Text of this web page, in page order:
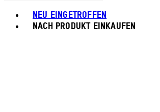
NEU EINGETROFFEN
NACH PRODUKT EINKAUFEN